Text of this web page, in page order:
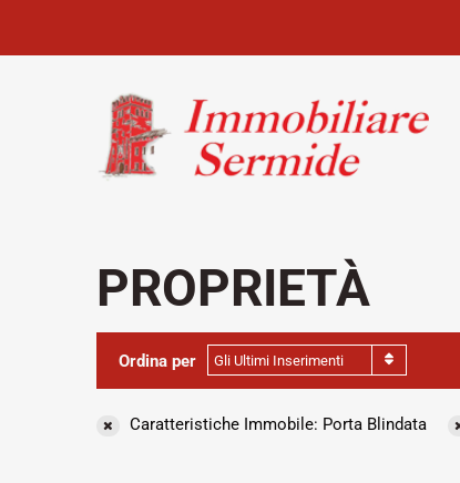
PROPRIETÀ
Ordina per Gli Ultimi Inserimenti
Caratteristiche Immobile: Porta Blindata